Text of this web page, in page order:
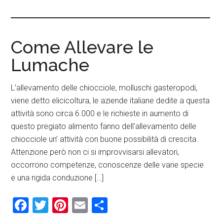
Officina
Temporanea
Utili
Imparare
Come Allevare le
Lumache
L’allevamento delle chiocciole, molluschi gasteropodi,
viene detto elicicoltura, le aziende italiane dedite a questa
attività sono circa 6.000 e le richieste in aumento di
questo pregiato alimento fanno dell’allevamento delle
chiocciole un’ attività con buone possibilità di crescita.
Attenzione però non ci si improvvisarsi allevatori,
occorrono competenze, conoscenze delle varie specie
e una rigida conduzione […]
Facebook
Twitter
Pinterest
Email